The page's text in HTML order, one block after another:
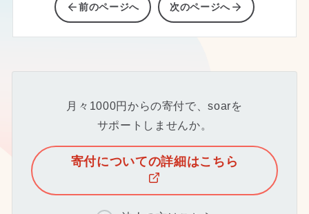
前のページへ 次のページへ
月々1000円からの寄付で、soarを
サポートしませんか。
寄付についての詳細はこちら